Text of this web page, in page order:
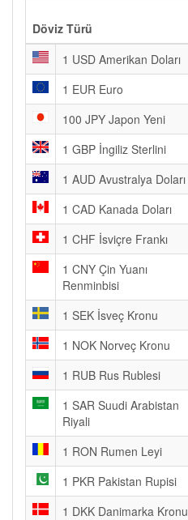
Döviz Türü
1 USD Amerikan Doları
1 EUR Euro
100 JPY Japon Yeni
1 GBP İngiliz Sterlini
1 AUD Avustralya Doları
1 CAD Kanada Doları
1 CHF İsviçre Frankı
1 CNY Çin Yuanı
Renminbisi
1 SEK İsveç Kronu
1 NOK Norveç Kronu
1 RUB Rus Rublesi
1 SAR Suudi Arabistan
Riyali
1 RON Rumen Leyi
1 PKR Pakistan Rupisi
1 DKK Danimarka Kronu